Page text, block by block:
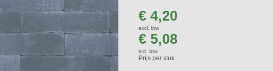
€ 4,20
excl. btw
€ 5,08
incl. btw
Prijs per stuk